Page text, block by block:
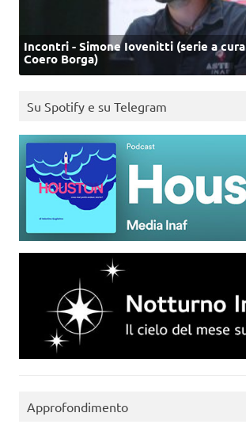
Incontri - Simone Iovenitti (serie a
Coero Borga)
Su Spotify e su Telegram
Approfondimento